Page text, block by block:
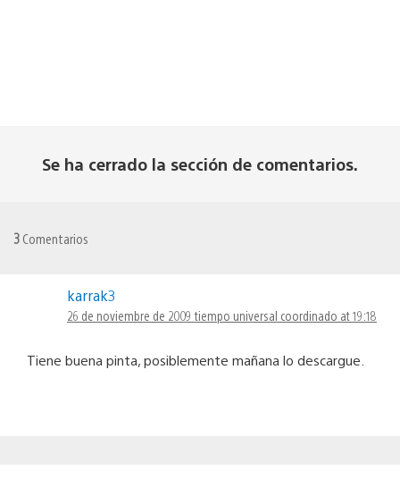
Se ha cerrado la sección de comentarios.
3 Comentarios
karrak3
26 de noviembre de 2009 tiempo universal coordinado at 19:18
Tiene buena pinta, posiblemente mañana lo descargue.